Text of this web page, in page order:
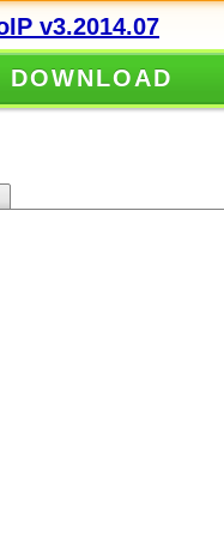
v3.2014.07
DOWNLOAD